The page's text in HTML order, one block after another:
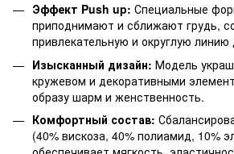
Эффект Push up: Специальные
приподнимают и сближают грудь,
привлекательную и округлую линию
Изысканный дизайн: Модель
кружевом и декоративными
образу шарм и женственность.
Комфортный состав:
(40% вискоза, 40% полиамид, 10%